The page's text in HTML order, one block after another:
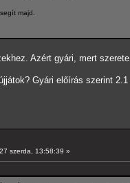
majd.
Azért gyári, mert
Gyári előírás szerint
szerda, 13:58:39 »